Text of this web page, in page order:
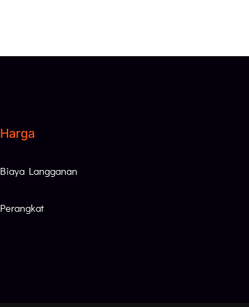
Harga
Biaya Langganan
Perangkat